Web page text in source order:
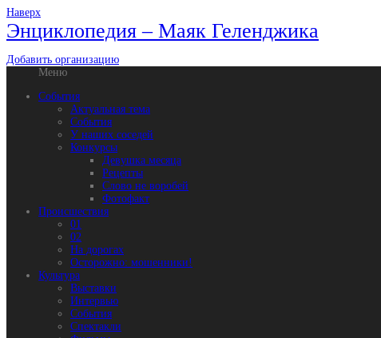
Наверх
Энциклопедия – Маяк Геленджика
Добавить организацию
Меню
События
Актуальная тема
События
У наших соседей
Конкурсы
Девушка месяца
Рецепты
Слово не воробей
Фотофакт
Происшествия
01
02
На дорогах
Осторожно: мошенники!
Культура
Выставки
Интервью
События
Спектакли